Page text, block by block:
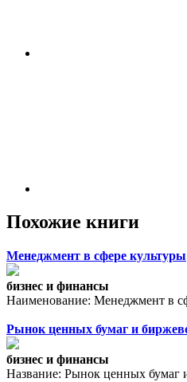
Похожие книги
Менеджмент в сфере культуры
бизнес и финансы
Наименование: Менеджмент в
Рынок ценных бумаг и
бизнес и финансы
Название: Рынок ценных